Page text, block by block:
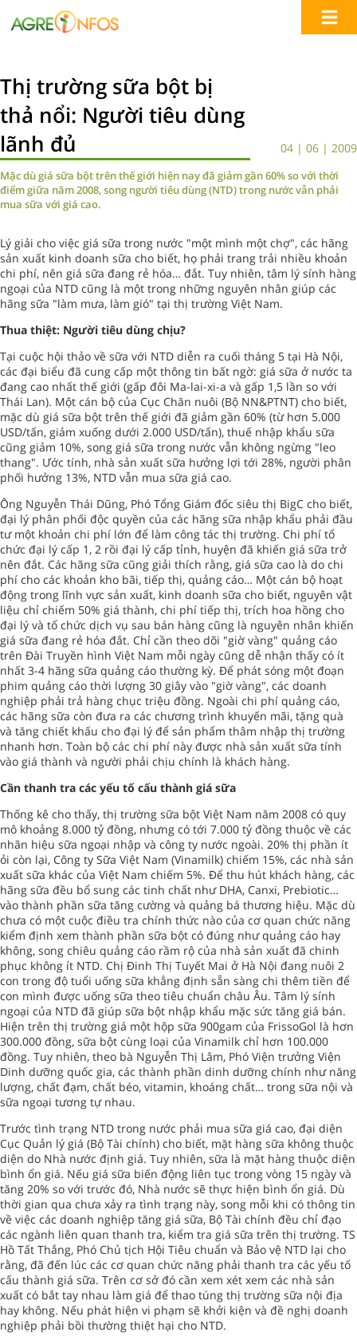
Thị trường sữa bột bị
thả nổi: Người tiêu dùng
lãnh đủ
04 | 06 | 2009
Mặc dù giá sữa bột trên thế giới hiện nay đã giảm gần 60% so với thời
điểm giữa năm 2008, song người tiêu dùng (NTD) trong nước vẫn phải
mua sữa với giá cao.
Lý giải cho việc giá sữa trong nước "một mình một chợ", các hãng
sản xuất kinh doanh sữa cho biết, họ phải trang trải nhiều khoản
chi phí, nên giá sữa đang rẻ hóa… đắt. Tuy nhiên, tâm lý sính hàng
ngoại của NTD cũng là một trong những nguyên nhân giúp các
hãng sữa "làm mưa, làm gió" tại thị trường Việt Nam.
Thua thiệt: Người tiêu dùng chịu?
Tại cuộc hội thảo về sữa với NTD diễn ra cuối tháng 5 tại Hà Nội,
các đại biểu đã cung cấp một thông tin bất ngờ: giá sữa ở nước ta
đang cao nhất thế giới (gấp đôi Ma-lai-xi-a và gấp 1,5 lần so với
Thái Lan). Một cán bộ của Cục Chăn nuôi (Bộ NN&PTNT) cho biết,
mặc dù giá sữa bột trên thế giới đã giảm gần 60% (từ hơn 5.000
USD/tấn, giảm xuống dưới 2.000 USD/tấn), thuế nhập khẩu sữa
cũng giảm 10%, song giá sữa trong nước vẫn không ngừng "leo
thang". Ước tính, nhà sản xuất sữa hưởng lợi tới 28%, người phân
phối hưởng 13%, NTD vẫn mua sữa giá cao.
Ông Nguyễn Thái Dũng, Phó Tổng Giám đốc siêu thị BigC cho biết,
đại lý phân phối độc quyền của các hãng sữa nhập khẩu phải đầu
tư một khoản chi phí lớn để làm công tác thị trường. Chi phí tổ
chức đại lý cấp 1, 2 rồi đại lý cấp tỉnh, huyện đã khiến giá sữa trở
nên đắt. Các hãng sữa cũng giải thích rằng, giá sữa cao là do chi
phí cho các khoản kho bãi, tiếp thị, quảng cáo… Một cán bộ hoạt
động trong lĩnh vực sản xuất, kinh doanh sữa cho biết, nguyên vật
liệu chỉ chiếm 50% giá thành, chi phí tiếp thị, trích hoa hồng cho
đại lý và tổ chức dịch vụ sau bán hàng cũng là nguyên nhân khiến
giá sữa đang rẻ hóa đắt. Chỉ cần theo dõi "giờ vàng" quảng cáo
trên Đài Truyền hình Việt Nam mỗi ngày cũng dễ nhận thấy có ít
nhất 3-4 hãng sữa quảng cáo thường kỳ. Để phát sóng một đoạn
phim quảng cáo thời lượng 30 giây vào "giờ vàng", các doanh
nghiệp phải trả hàng chục triệu đồng. Ngoài chi phí quảng cáo,
các hãng sữa còn đưa ra các chương trình khuyến mãi, tặng quà
và tăng chiết khấu cho đại lý để sản phẩm thâm nhập thị trường
nhanh hơn. Toàn bộ các chi phí này được nhà sản xuất sữa tính
vào giá thành và người phải chịu chính là khách hàng.
Cần thanh tra các yếu tố cấu thành giá sữa
Thống kê cho thấy, thị trường sữa bột Việt Nam năm 2008 có quy
mô khoảng 8.000 tỷ đồng, nhưng có tới 7.000 tỷ đồng thuộc về các
nhãn hiệu sữa ngoại nhập và công ty nước ngoài. 20% thị phần ít
ỏi còn lại, Công ty Sữa Việt Nam (Vinamilk) chiếm 15%, các nhà sản
xuất sữa khác của Việt Nam chiếm 5%. Để thu hút khách hàng, các
hãng sữa đều bổ sung các tinh chất như DHA, Canxi, Prebiotic…
vào thành phần sữa tăng cường và quảng bá thương hiệu. Mặc dù
chưa có một cuộc điều tra chính thức nào của cơ quan chức năng
kiểm định xem thành phần sữa bột có đúng như quảng cáo hay
không, song chiêu quảng cáo rầm rộ của nhà sản xuất đã chinh
phục không ít NTD. Chị Đinh Thị Tuyết Mai ở Hà Nội đang nuôi 2
con trong độ tuổi uống sữa khẳng định sẵn sàng chi thêm tiền để
con mình được uống sữa theo tiêu chuẩn châu Âu. Tâm lý sính
ngoại của NTD đã giúp sữa bột nhập khẩu mặc sức tăng giá bán.
Hiện trên thị trường giá một hộp sữa 900gam của FrissoGol là hơn
300.000 đồng, sữa bột cùng loại của Vinamilk chỉ hơn 100.000
đồng. Tuy nhiên, theo bà Nguyễn Thị Lâm, Phó Viện trưởng Viện
Dinh dưỡng quốc gia, các thành phần dinh dưỡng chính như năng
lượng, chất đạm, chất béo, vitamin, khoáng chất… trong sữa nội và
sữa ngoại tương tự nhau.
Trước tình trạng NTD trong nước phải mua sữa giá cao, đại diện
Cục Quản lý giá (Bộ Tài chính) cho biết, mặt hàng sữa không thuộc
diện do Nhà nước định giá. Tuy nhiên, sữa là mặt hàng thuộc diện
bình ổn giá. Nếu giá sữa biến động liên tục trong vòng 15 ngày và
tăng 20% so với trước đó, Nhà nước sẽ thực hiện bình ổn giá. Dù
thời gian qua chưa xảy ra tình trạng này, song mỗi khi có thông tin
về việc các doanh nghiệp tăng giá sữa, Bộ Tài chính đều chỉ đạo
các ngành liên quan thanh tra, kiểm tra giá sữa trên thị trường. TS
Hồ Tất Thắng, Phó Chủ tịch Hội Tiêu chuẩn và Bảo vệ NTD lại cho
rằng, đã đến lúc các cơ quan chức năng phải thanh tra các yếu tố
cấu thành giá sữa. Trên cơ sở đó cần xem xét xem các nhà sản
xuất có bắt tay nhau làm giá để thao túng thị trường sữa nội địa
hay không. Nếu phát hiện vi phạm sẽ khởi kiện và đề nghị doanh
nghiệp phải bồi thường thiệt hại cho NTD.